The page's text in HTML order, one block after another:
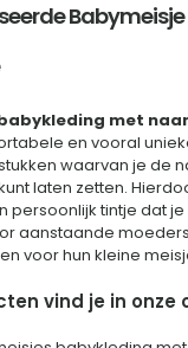
met
en vooral
waarvan je de
laten zetten.
persoonlijk tintje dat
aanstaande
voor hun kleine
vind je in onze